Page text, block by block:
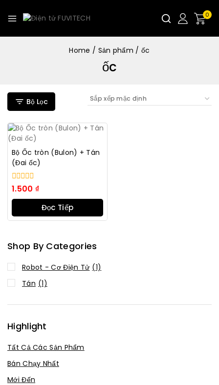
0
Home / Sản phẩm / ốc
ốc
Bộ Lọc
Bộ Ốc tròn (Bulon) + Tán
(Đai ốc)
0
trong
số
1.500 ₫
Đọc Tiếp
Shop By Categories
Robot - Cơ Điện Tử (1)
Tán (1)
Highlight
Tất Cả Các Sản Phẩm
Bán Chạy Nhất
Mới Đến